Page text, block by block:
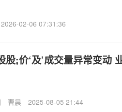
2026-02-06 07:31:36
股;价‘及’成交量异常变动
曹晨 2025-08-05 21:44